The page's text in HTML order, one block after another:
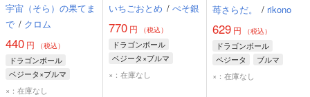
宇宙（そら）の果てま
で / クロム
440 円 （税込）
ドラゴンボール
ベジータ×ブルマ
ベジータ
×：在庫なし
いちごおとめ / ぺそ銀
770 円 （税込）
ドラゴンボール
ベジータ×ブルマ
ベジータ
×：在庫なし
苺さらだ。
/ rikono
629円 （税込）
ドラゴンボール
ベジータ
ブルマ
×：在庫なし